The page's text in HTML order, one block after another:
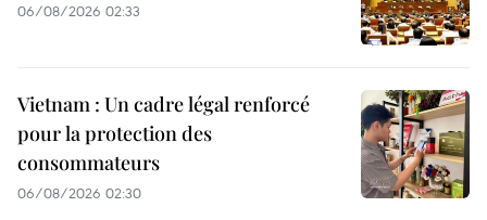
06/08/2026 02:33
Vietnam : Un cadre légal renforcé
pour la protection des
consommateurs
06/08/2026 02:30